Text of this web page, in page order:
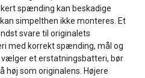
spænding kan beskadige
simpelthen ikke monteres. Et
svare til originalets
med korrekt spænding, mål og
vælger et erstatningsbatteri, bør
høj som originalens. Højere